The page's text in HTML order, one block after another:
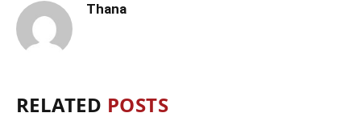
Thana
RELATED POSTS